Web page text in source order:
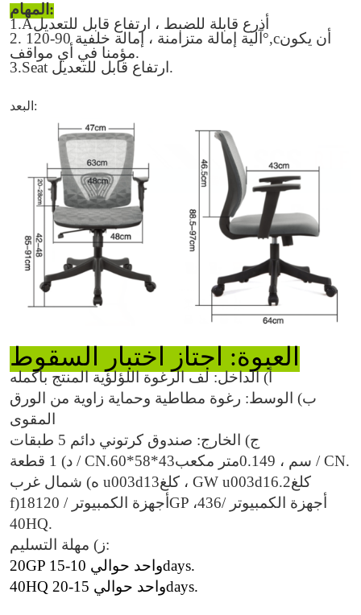
المهام:
1.A أذرع قابلة للضبط ،
ارتفاع قابل للتعديل
2
. آلية إمالة متزامنة ، إمالة خلفية 90-1 20 °,cأن يكون
مؤمنا في أي مواقف.
3.Seat ارتفاع قابل للتعديل.
البعد:
العبوة: اجتاز اختبار السقوط
أ) الداخل: لف الرغوة اللؤلؤية المنتج بأكمله
ب) الوسط: رغوة مطاطية وحماية زاوية من الورق
المقوى
ج) الخارج: صندوق كرتوني دائم 5 طبقات
د) 1 قطعة / CN.60*58*43 سم ، 0. 149
متر مكعب / CN.
ه) شمال غرب u003d13 كلغ ، GW u003d16.2كلغ
f)181 أجهزة الكمبيوتر / 20GP ،436أجهزة الكمبيوتر /
40HQ.
ز) مهلة التسليم:
20GP واحد حوالي 10-15days.
40HQ واحد حوالي 15-20days.